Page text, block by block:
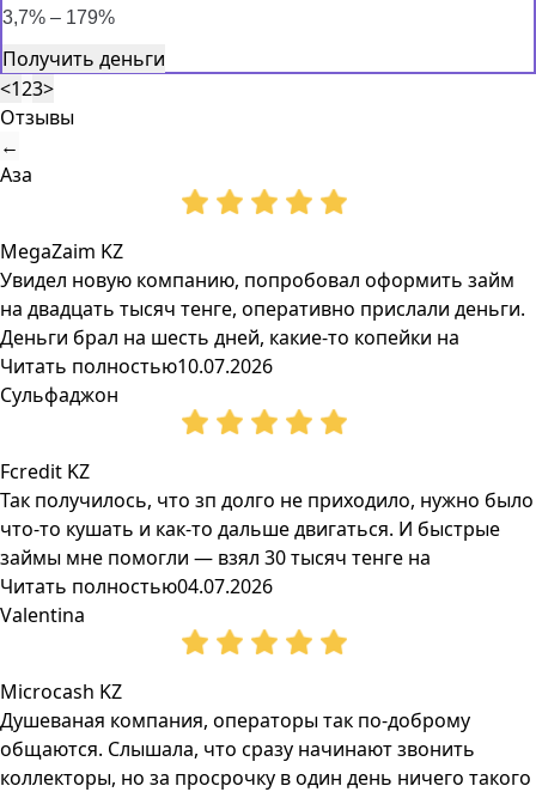
3,7% – 179%
Получить деньги
<123>
Отзывы
←
Аза
MegaZaim KZ
Увидел новую компанию, попробовал оформить займ
на двадцать тысяч тенге, оперативно прислали деньги.
Деньги брал на шесть дней, какие-то копейки на
Читать полностью10.07.2026
Сульфаджон
Fcredit KZ
Так получилось, что зп долго не приходило, нужно было
что-то кушать и как-то дальше двигаться. И быстрые
займы мне помогли — взял 30 тысяч тенге на
Читать полностью04.07.2026
Valentina
Microcash KZ
Душеваная компания, операторы так по-доброму
общаются. Слышала, что сразу начинают звонить
коллекторы, но за просрочку в один день ничего такого